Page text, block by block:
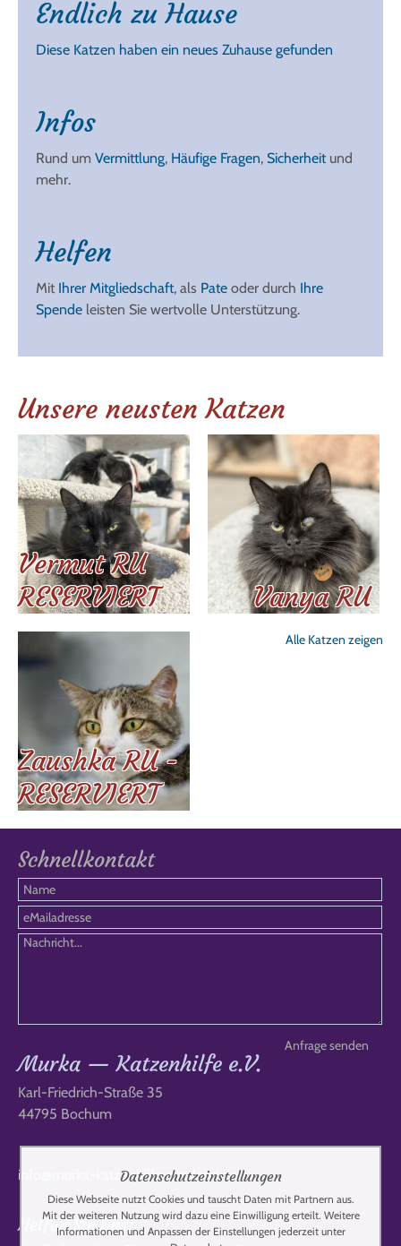
Endlich zu Hause
Diese Katzen haben ein neues Zuhause gefunden
Infos
Rund um Vermittlung, Häufige Fragen, Sicherheitund
mehr.
Helfen
Mit Ihrer Mitgliedschaft, als Pate oder durch Ihre
Spende leisten Sie wertvolle Unterstützung.
Unsere neusten Katzen
Vermut RU
RESERVIERT
Vanya RU
Zaushka RU -
RESERVIERT
Alle Katzen zeigen
Schnellkontakt
Murka — Katzenhilfe e.V.
Karl-Friedrich-Straße 35
44795 Bochum
info@murka-katzenhilfe-russland.de
Helfen Sie uns!
Datenschutzeinstellungen
Diese Webseite nutzt Cookies und tauscht Daten mit Partnern aus.
Mit der weiteren Nutzung wird dazu eine Einwilligung erteilt. Weitere
Informationen und Anpassen der Einstellungen jederzeit unter